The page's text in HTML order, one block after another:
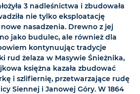
3 nadleśnictwa i zbudowała
nie tylko eksploatację
nasadzenia. Drewno z jej
jako budulec, ale również dla
kontynuując tradycje
rud żelaza w Masywie Śnieżnika,
księżna kazała zbudować
i szlifiernię, przetwarzające rudę
Siennej i Janowej Góry. W 1864